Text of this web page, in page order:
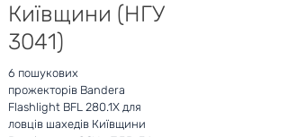
Київщини (НГУ
3041)
6 пошукових
прожекторів Bandera
Flashlight BFL 280.1X для
ловців шахедів Київщини